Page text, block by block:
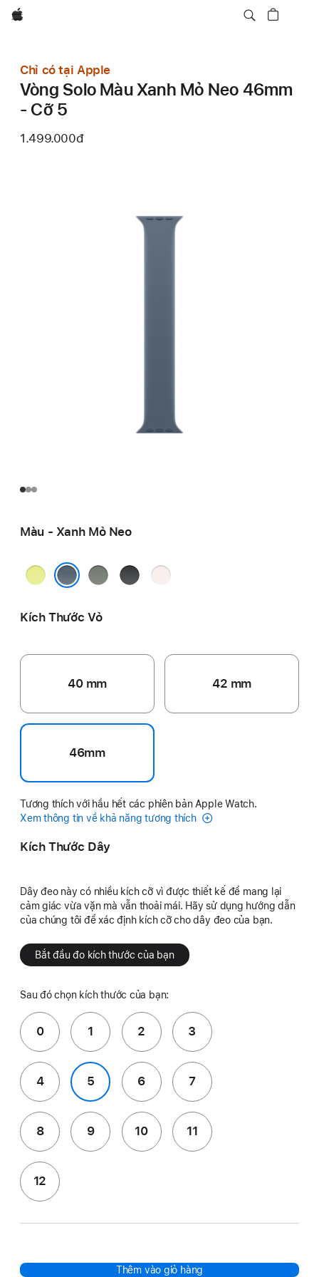
Apple
Chỉ có tại Apple
Vòng Solo Màu Xanh Mỏ Neo 46mm
- Cỡ 5
1.499.000đ
Màu - Xanh Mỏ Neo
Vàng
Quang
Xám
Đen
Phớt
Kích Thước Vỏ
40 mm 42 mm
46mm
Tương thích với hầu hết các phiên bản Apple Watch.
Xem thông tin về khả năng tương thích
Kích Thước Dây
Dây đeo này có nhiều kích cỡ vì được thiết kế để mang lại
cảm giác vừa vặn mà vẫn thoải mái. Hãy sử dụng hướng dẫn
của chúng tôi để xác định kích cỡ cho dây đeo của bạn.
Bắt đầu đo kích thước của bạn
Sau đó chọn kích thước của bạn:
0 1 2 3
4 5 6 7
8 9 10 11
12
Thêm vào giỏ hàng